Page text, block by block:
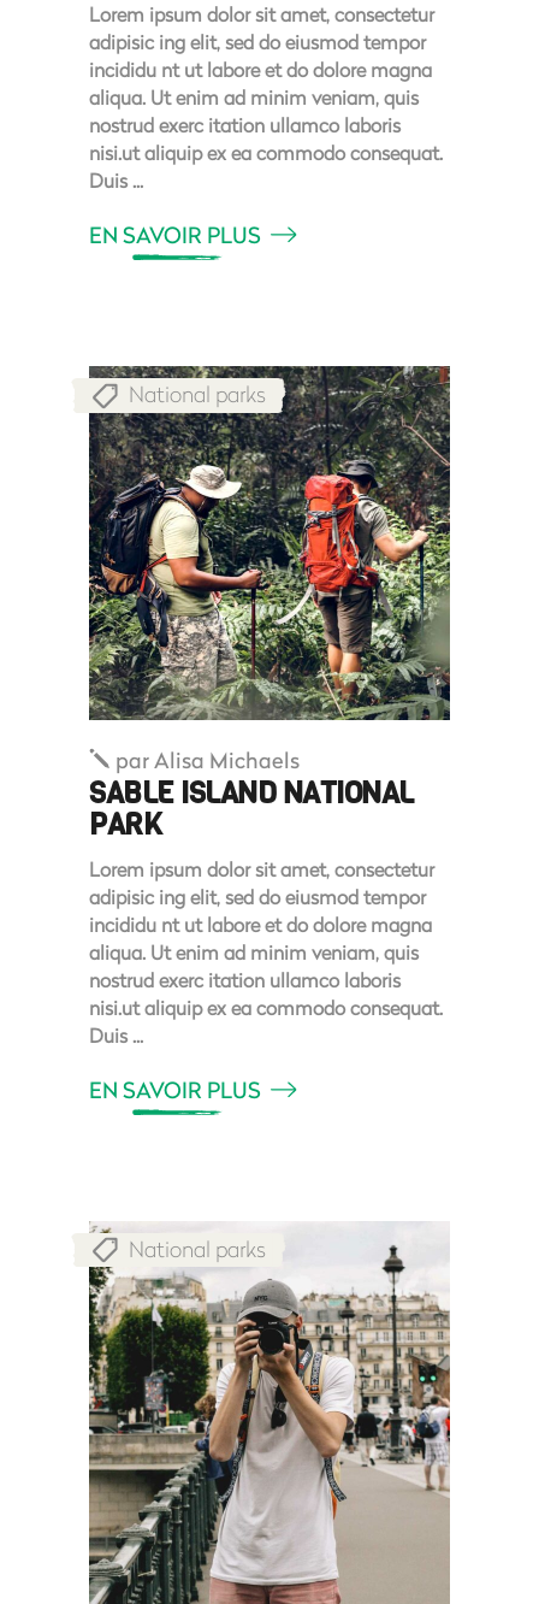
Lorem ipsum dolor sit amet, consectetur
adipisic ing elit, sed do eiusmod tempor
incididu nt ut labore et do dolore magna
aliqua. Ut enim ad minim veniam, quis
nostrud exerc itation ullamco laboris
nisi.ut aliquip ex ea commodo consequat.
Duis
EN SAVOIR PLUS
National parks
parAlisa Michaels
SABLE ISLAND NATIONAL
PARK
Lorem ipsum dolor sit amet, consectetur
adipisic ing elit, sed do eiusmod tempor
incididu nt ut labore et do dolore magna
aliqua. Ut enim ad minim veniam, quis
nostrud exerc itation ullamco laboris
nisi.ut aliquip ex ea commodo consequat.
Duis
EN SAVOIR PLUS
National parks